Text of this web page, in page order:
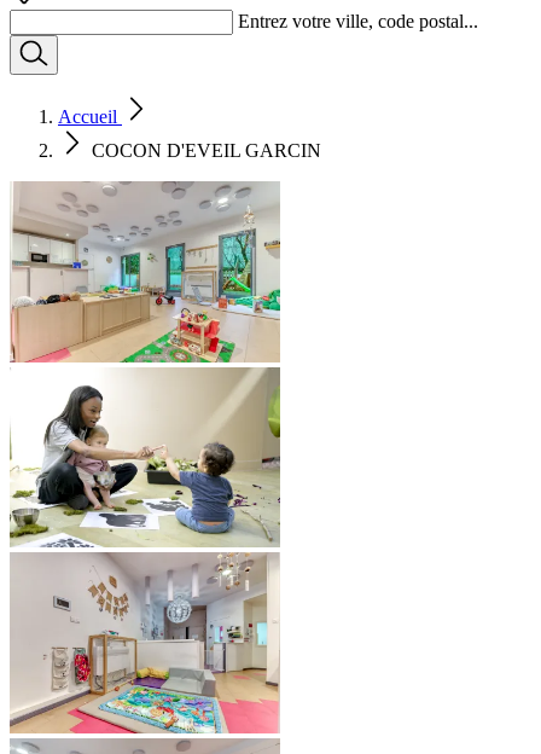
Entrez votre ville, code postal...
Accueil
COCON D'EVEIL GARCIN